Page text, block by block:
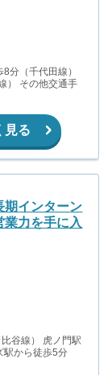
分（千代田線）
） その他交通手
見る
期インターン
業力を手に入
谷線） 虎ノ門駅
駅から徒歩5分